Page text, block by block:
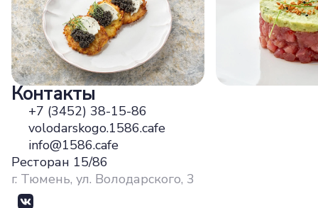
Контакты
+7 (3452) 38-15-86
volodarskogo.1586.cafe
info@1586.cafe
Ресторан 15/86
г. Тюмень, ул. Володарского, 3